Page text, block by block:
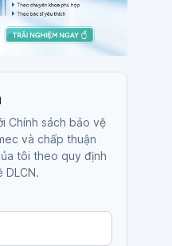
Chính sách bảo vệ
và chấp thuận
tôi theo quy định
DLCN.